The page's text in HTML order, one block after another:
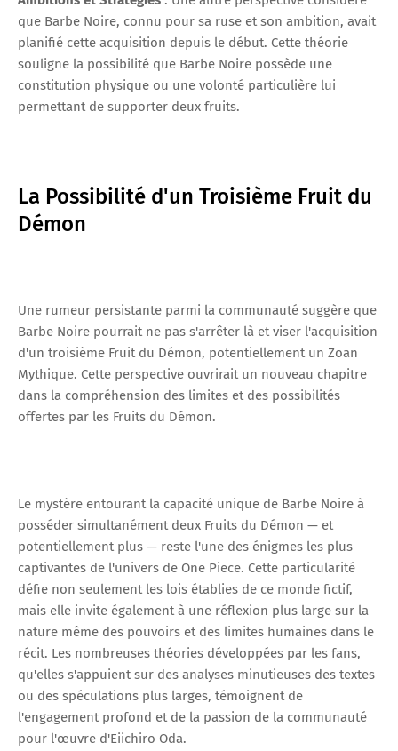
que Barbe Noire, connu pour sa ruse et son ambition, avait
planifié cette acquisition depuis le début. Cette théorie
souligne la possibilité que Barbe Noire possède une
constitution physique ou une volonté particulière lui
permettant de supporter deux fruits.
La Possibilité d'un Troisième Fruit du
Démon
Une rumeur persistante parmi la communauté suggère que
Barbe Noire pourrait ne pas s'arrêter là et viser l'acquisition
d'un troisième Fruit du Démon, potentiellement un Zoan
Mythique. Cette perspective ouvrirait un nouveau chapitre
dans la compréhension des limites et des possibilités
offertes par les Fruits du Démon.
Le mystère entourant la capacité unique de Barbe Noire à
posséder simultanément deux Fruits du Démon — et
potentiellement plus — reste l'une des énigmes les plus
captivantes de l'univers de One Piece. Cette particularité
défie non seulement les lois établies de ce monde fictif,
mais elle invite également à une réflexion plus large sur la
nature même des pouvoirs et des limites humaines dans le
récit. Les nombreuses théories développées par les fans,
qu'elles s'appuient sur des analyses minutieuses des textes
ou des spéculations plus larges, témoignent de
l'engagement profond et de la passion de la communauté
pour l'œuvre d'Eiichiro Oda.